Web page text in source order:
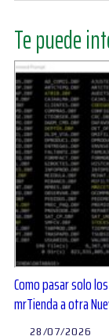
Te puede
Como pasar solo
mrTienda a otra
28/07/2026